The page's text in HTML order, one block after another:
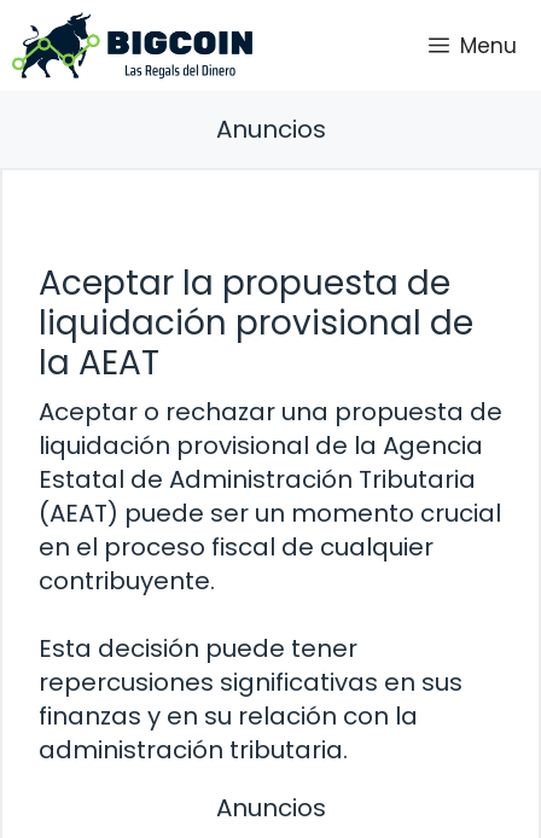
Saltar
al
contenido
Menu
Anuncios
Aceptar la propuesta de
liquidación provisional de
la AEAT
Aceptar o rechazar una propuesta de
liquidación provisional de la Agencia
Estatal de Administración Tributaria
(AEAT) puede ser un momento crucial
en el proceso fiscal de cualquier
contribuyente.
Esta decisión puede tener
repercusiones significativas en sus
finanzas y en su relación con la
administración tributaria.
Anuncios